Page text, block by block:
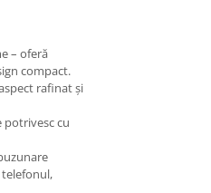
– oferă
compact.
rafinat și
potrivesc cu